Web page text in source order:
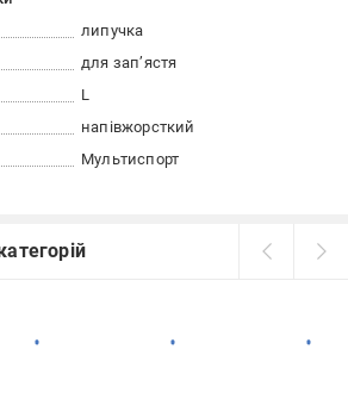
липучка
для зап’ястя
L
напівжорсткий
Мультиспорт